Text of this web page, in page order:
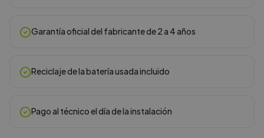
Garantía oficial del fabricante de 2 a 4 años
Reciclaje de la batería usada incluido
Pago al técnico el día de la instalación